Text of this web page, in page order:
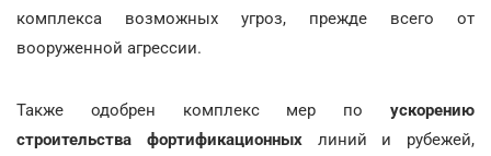
комплекса возможных угроз, прежде всего от
вооруженной агрессии.
Также одобрен комплекс мер по ускорению
строительства фортификационныхлиний и рубежей,